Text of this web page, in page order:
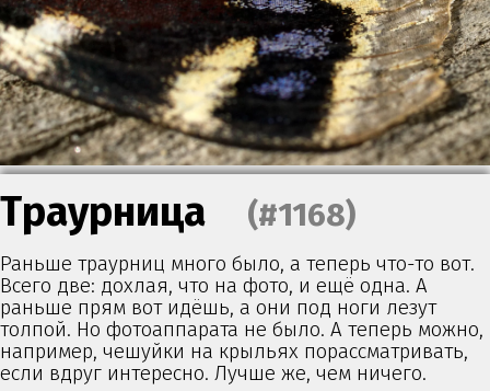
Траурница (#1168)
Раньше траурниц много было, а теперь что-то вот.
Всего две: дохлая, что на фото, и ещё одна. А
раньше прям вот идёшь, а они под ноги лезут
толпой. Но фотоаппарата не было. А теперь можно,
например, чешуйки на крыльях порассматривать,
если вдруг интересно. Лучше же, чем ничего.